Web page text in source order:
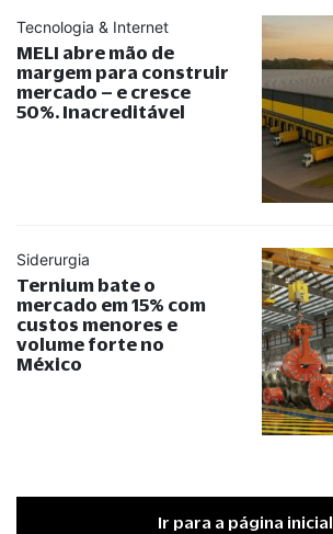
Tecnologia & Internet
MELI abre mão de
margem para construir
mercado – e cresce
50%. Inacreditável
Siderurgia
Ternium bate o
mercado em 15% com
custos menores e
volume forte no
México
Ir para a página inicial